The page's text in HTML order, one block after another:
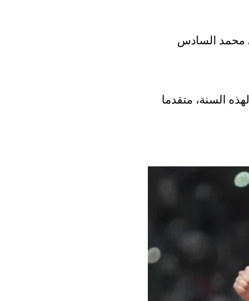
3000 متر موانع ضمن ملتقى محمد السادس
عالمي لهذه السنة، متقدما